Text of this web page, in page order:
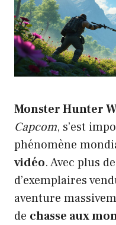
Monster Hunter
Capcom, s’est
phénomène
vidéo. Avec plus
d’exemplaires
aventure
de chasse aux